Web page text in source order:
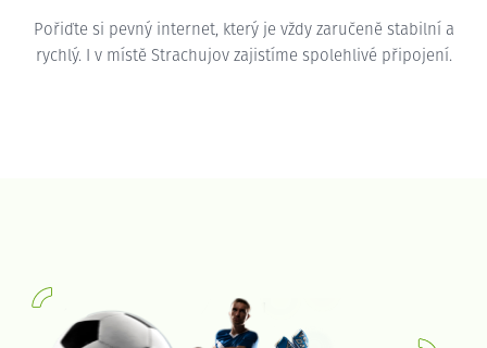
Pořiďte si pevný internet, který je vždy zaručeně stabilní a
rychlý. I v místě Strachujov zajistíme spolehlivé připojení.